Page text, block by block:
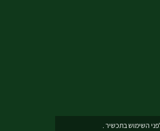
השימוש בתכשיר .